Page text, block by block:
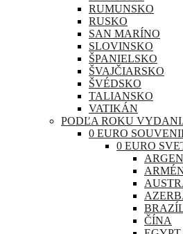
RUMUNSKO
RUSKO
SAN MARÍNO
SLOVINSKO
ŠPANIELSKO
ŠVAJČIARSKO
ŠVÉDSKO
TALIANSKO
VATIKÁN
PODĽA ROKU
0 EURO
0 EURO
ČÍNA